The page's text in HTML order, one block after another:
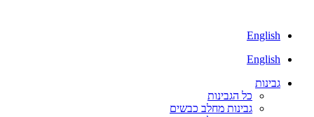
English
English
גבינות
כל הגבינות
גבינות מחלב כבשים